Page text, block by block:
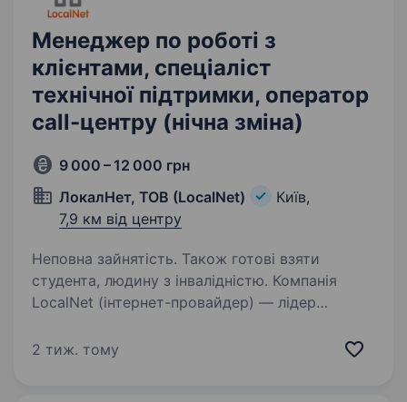
Менеджер по роботі з
клієнтами, спеціаліст
технічної підтримки, оператор
call-центру (нічна зміна)
9 000 – 12 000 грн
ЛокалНет, ТОВ (LocalNet)
Київ,
7,9 км від центру
Неповна зайнятість. Також готові взяти
студента, людину з інвалідністю. Компанія
LocalNet (інтернет-провайдер) — лідер
районі. Наша команда складається
2 тиж. тому